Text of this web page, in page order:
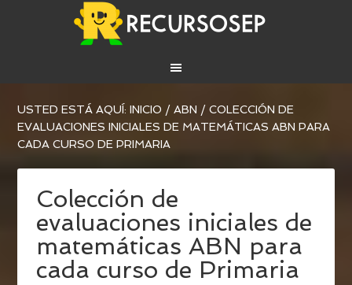
USTED ESTÁ AQUÍ:INICIO / ABN / COLECCIÓN DE
EVALUACIONES INICIALES DE MATEMÁTICAS ABN PARA
CADA CURSO DE PRIMARIA
Colección de
evaluaciones iniciales de
matemáticas ABN para
cada curso de Primaria